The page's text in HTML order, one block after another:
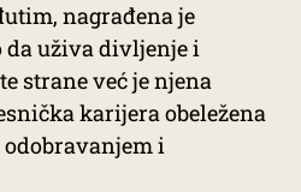
nagrađena je
da uživa divljenje i
strane već je njena
karijera obeležena
i